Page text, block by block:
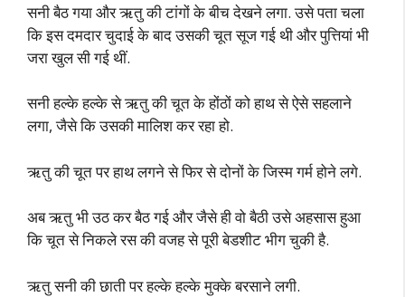
सनी बैठ गया और ऋतु की टांगों के बीच देखने लगा. उसे पता चला
कि इस दमदार चुदाई के बाद उसकी चूत सूज गई थी और पुत्तियां भी
जरा खुल सी गई थीं.
सनी हल्के हल्के से ऋतु की चूत के होंठों को हाथ से ऐसे सहलाने
लगा, जैसे कि उसकी मालिश कर रहा हो.
ऋतु की चूत पर हाथ लगने से फिर से दोनों के जिस्म गर्म होने लगे.
अब ऋतु भी उठ कर बैठ गई और जैसे ही वो बैठी उसे अहसास हुआ
कि चूत से निकले रस की वजह से पूरी बेडशीट भीग चुकी है.
ऋतु सनी की छाती पर हल्के हल्के मुक्के बरसाने लगी.